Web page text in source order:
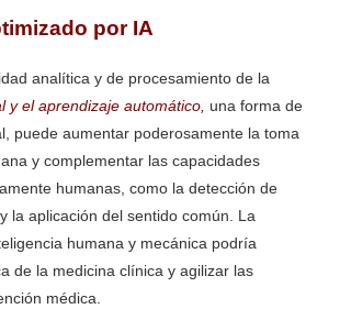
por IA
analítica y de procesamiento de la
y el aprendizaje automático, una forma de
puede aumentar poderosamente la toma
y complementar las capacidades
humanas, como la detección de
la aplicación del sentido común. La
humana y mecánica podría
de la medicina clínica y agilizar las
médica.